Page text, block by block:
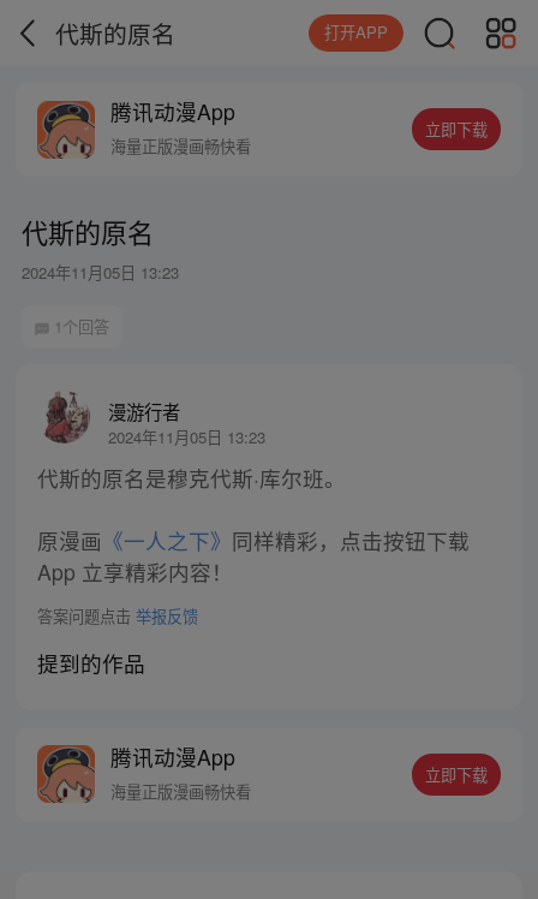
代斯的原名 打开APP
腾讯动漫App
海量正版漫画畅快看
立即下载
代斯的原名
2024年11月05日 13:23
1个回答
漫游行者
2024年11月05日 13:23
代斯的原名是穆克代斯·库尔班。
原漫画 《一人之下》 同样精彩，点击按钮下载
App 立享精彩内容！
答案问题点击 举报反馈
提到的作品
腾讯动漫App
海量正版漫画畅快看
立即下载